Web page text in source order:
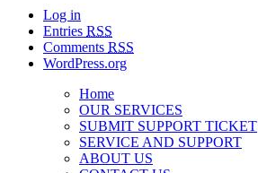
Log in
Entries RSS
Comments RSS
WordPress.org
Home
OUR SERVICES
SUBMIT SUPPORT TICKET
SERVICE AND SUPPORT
ABOUT US